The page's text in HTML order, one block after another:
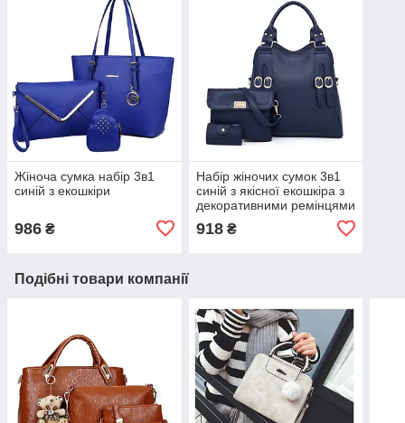
Жіноча сумка набір 3в1
синій з екошкіри
986 ₴
Набір жіночих сумок 3в1
синій з якісної екошкіра з
декоративними ремінцями
918₴
Подібні товари компанії